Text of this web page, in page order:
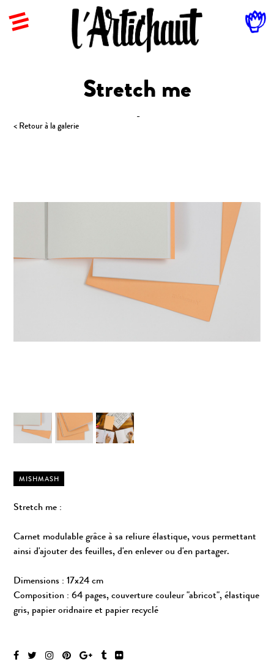
Stretch me
-
< Retour à la galerie
MISHMASH
Stretch me :
Carnet modulable grâce à sa reliure élastique, vous permettant
ainsi d'ajouter des feuilles, d'en enlever ou d'en partager.
Dimensions : 17x24 cm
Composition : 64 pages, couverture couleur "abricot", élastique
gris, papier oridnaire et papier recyclé